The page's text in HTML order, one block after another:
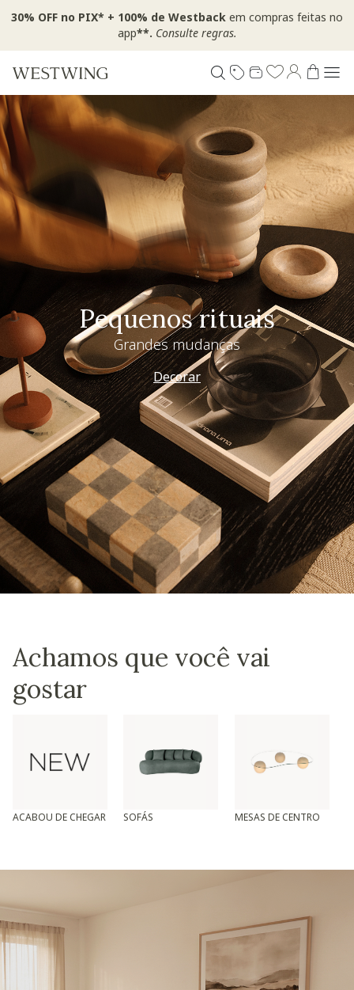
30% OFF no PIX* + 100% de Westback em compras feitas no
app**. Consulte regras.
Pequenos rituais
Grandes mudanças
Decorar
Achamos que você vai
gostar
ACABOU DE CHEGAR SOFÁS MESAS DE CENTRO